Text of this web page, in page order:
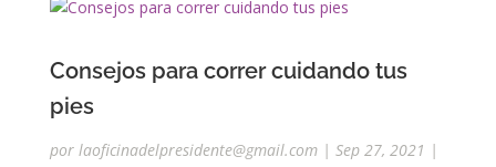
Consejos para correr cuidando tus
pies
por laoficinadelpresidente@gmail.com| Sep 27, 2021 |